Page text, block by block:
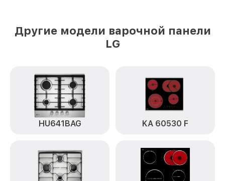
Другие модели варочной панели
LG
HU641BAG KA 60530 F